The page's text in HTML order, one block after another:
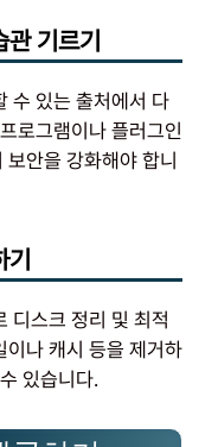
기르기
수 있는 출처에서 다
로그램이나 플러그인
안을 강화해야 합니
디스크 정리 및 최적
이나 캐시 등을 제거하
있습니다.